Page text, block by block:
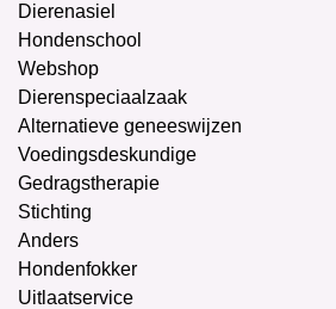
Dierenasiel
Hondenschool
Webshop
Dierenspeciaalzaak
Alternatieve geneeswijzen
Voedingsdeskundige
Gedragstherapie
Stichting
Anders
Hondenfokker
Uitlaatservice